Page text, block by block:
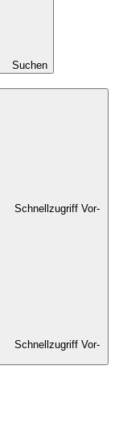
Suchen
Schnellzugriff Vor-
Schnellzugriff Vor-